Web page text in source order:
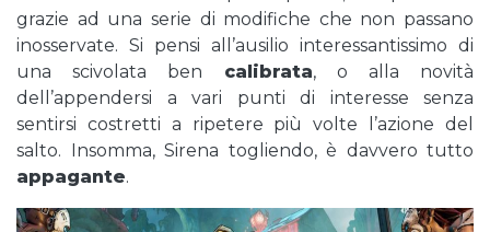
grazie ad una serie di modifiche che non passano
inosservate. Si pensi all’ausilio interessantissimo di
una scivolata ben calibrata, o alla novità
dell’appendersi a vari punti di interesse senza
sentirsi costretti a ripetere più volte l’azione del
salto. Insomma, Sirena togliendo, è davvero tutto
appagante.